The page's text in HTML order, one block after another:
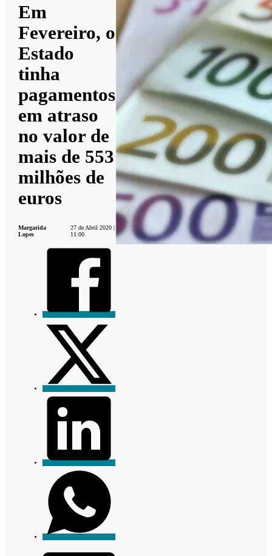
Em
Fevereiro, o
Estado
tinha
pagamentos
em atraso
no valor de
mais de 553
milhões de
euros
Margarida
Lopes
27 de Abril 2020 |
11:00